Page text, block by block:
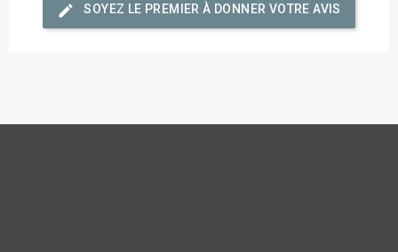
edit SOYEZ LE PREMIER À DONNER VOTRE AVIS